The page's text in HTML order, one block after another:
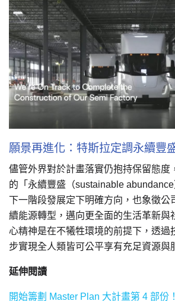
願景再進化：特斯拉定調永續豐
儘管外界對於計畫落實仍抱持保留態度
的「永續豐盛（sustainable
下一階段發展定下明確方向，也象徵公
續能源轉型，邁向更全面的生活革新與
心精神是在不犧牲環境的前提下，透過
步實現全人類皆可公平享有充足資源與
延伸閱讀
開始籌劃 Master Plan 大計畫第 4 部份